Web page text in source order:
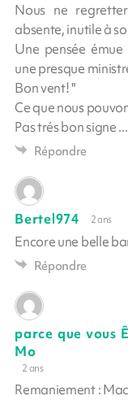
Nous ne
absente, inutile à
Une pensée
une presque
Bon vent! "
Ce que nous
Pas trés bon signe
Répondre
Bertel974 2 ans
Encore une belle
Répondre
parce que vous
Mo
2 ans
Remaniement :